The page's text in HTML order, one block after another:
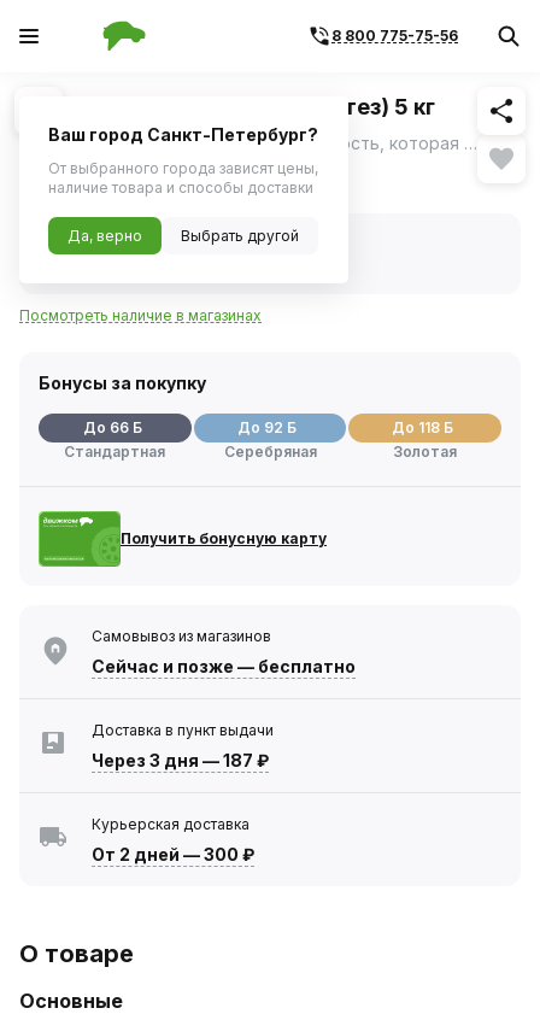
8 800 775-75-56
1/1 Похожие
Тосол FELIX (-45) (Тосол-Синтез) 5 кг
Тосол FELIX -45 - охлаждающая жидкость, которая обеспечивает защиту двигателя и деталей системы охлаждения от коррозии, перегрева и замерзания до температуры -45°С.
1 304 ₽
В наличии
Код товара:4490
Посмотреть наличие в магазинах
Бонусы за покупку
До 66 Б
Стандартная
До 92 Б
Серебряная
До 118 Б
Золотая
Получить бонусную карту
Самовывоз из магазинов
Сейчас и позже — бесплатно
Доставка в пункт выдачи
Через 3 дня —187 ₽
Курьерская доставка
От 2 дней —300 ₽
О товаре
Основные
Ваш город Санкт-Петербург?
От выбранного города зависят цены,
наличие товара и способы доставки
Да, верно Выбрать другой